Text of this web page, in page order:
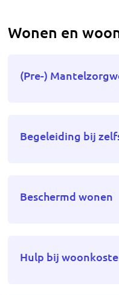
Wonen en
(Pre-)
Begeleiding bij
Beschermd wonen
Hulp bij